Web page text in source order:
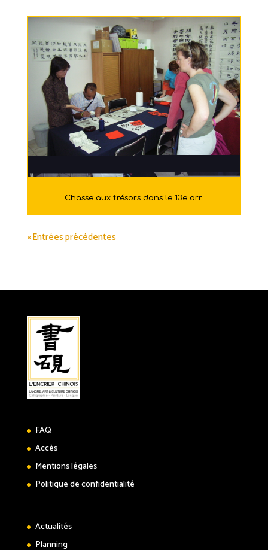
Chasse aux trésors dans le 13e arr.
« Entrées précédentes
FAQ
Accès
Mentions légales
Politique de confidentialité
Actualités
Planning